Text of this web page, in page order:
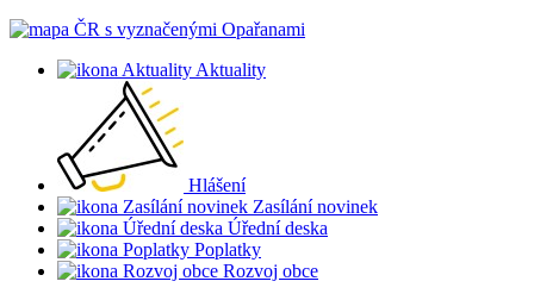
Aktuality
Hlášení
Zasílání novinek
Úřední deska
Poplatky
Rozvoj obce